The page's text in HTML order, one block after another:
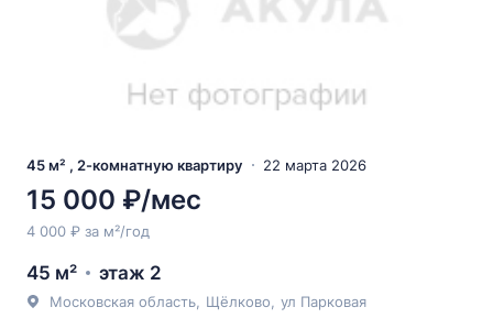
45 м² , 2-комнатную квартиру 22 марта 2026
15 000 ₽/мес
4 000 ₽ за м²/год
45 м² этаж 2
Московская область Щёлково ул Парковая